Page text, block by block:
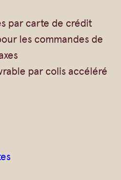
par carte de crédit
les commandes de
par colis accéléré